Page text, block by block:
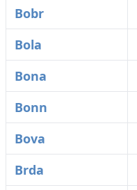
Bobr
Bola
Bona
Bonn
Bova
Brda